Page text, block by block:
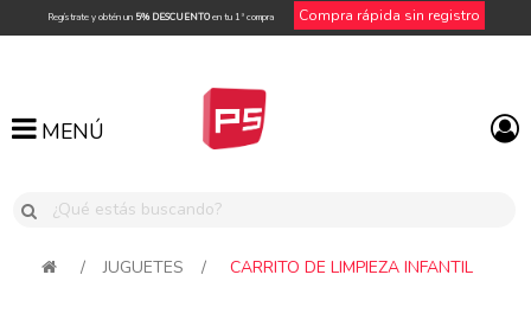
Regístrate y obtén un 5% DESCUENTOen tu 1ª compra Compra rápida sin registro
MENÚ
MENÚ
/ JUGUETES / CARRITO DE LIMPIEZA INFANTIL